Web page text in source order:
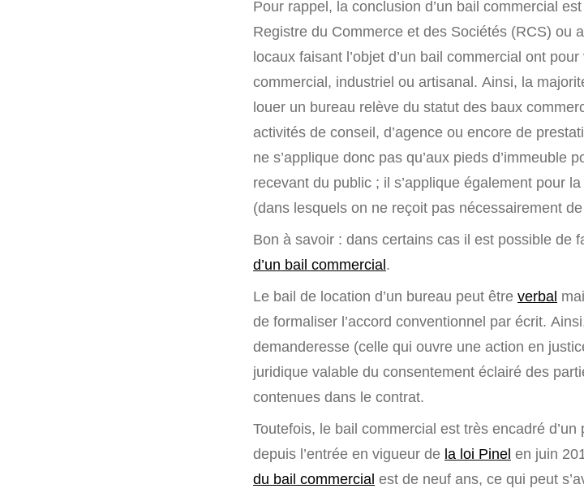
Pour rappel, la conclusion d’un bail commercial
Registre du Commerce et des Sociétés (RCS) ou
locaux faisant l’objet d’un bail commercial ont
commercial, industriel ou artisanal. Ainsi, la
louer un bureau relève du statut des baux
activités de conseil, d’agence ou encore de
ne s’applique donc pas qu’aux pieds d’immeuble
recevant du public ; il s’applique également pour
(dans lesquels on ne reçoit pas nécessairement
Bon à savoir : dans certains cas il est possible de
d’un bail commercial.
Le bail de location d’un bureau peut être verbal
de formaliser l’accord conventionnel par écrit.
demanderesse (celle qui ouvre une action en
juridique valable du consentement éclairé des
contenues dans le contrat.
Toutefois, le bail commercial est très encadré
depuis l’entrée en vigueur de la loi Pinel en juin
du bail commercial est de neuf ans, ce qui peut